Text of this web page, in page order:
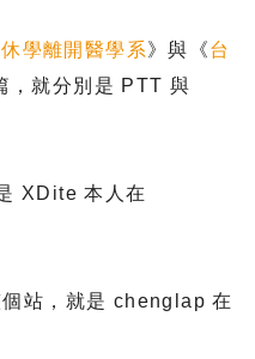
學離開醫學系》與《台
，就分別是 PTT與
XDite本人在
站，就是 chenglap在